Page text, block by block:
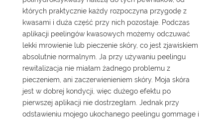
których praktycznie każdy rozpoczyna przygodę z
kwasami i duża część przy nich pozostaje. Podczas
aplikacji peelingów kwasowych możemy odczuwać
lekki mrowienie lub pieczenie skóry, co jest zjawiskiem
absolutnie normalnym. Ja przy używaniu peelingu
rewitalizacja nie miałam żadnego problemu z
pieczeniem, ani zaczerwienieniem skóry. Moja skóra
jest w dobrej kondycji, więc dużego efektu po
pierwszej aplikacji nie dostrzegłam. Jednak przy
odstawieniu mojego ukochanego peelingu gommage i